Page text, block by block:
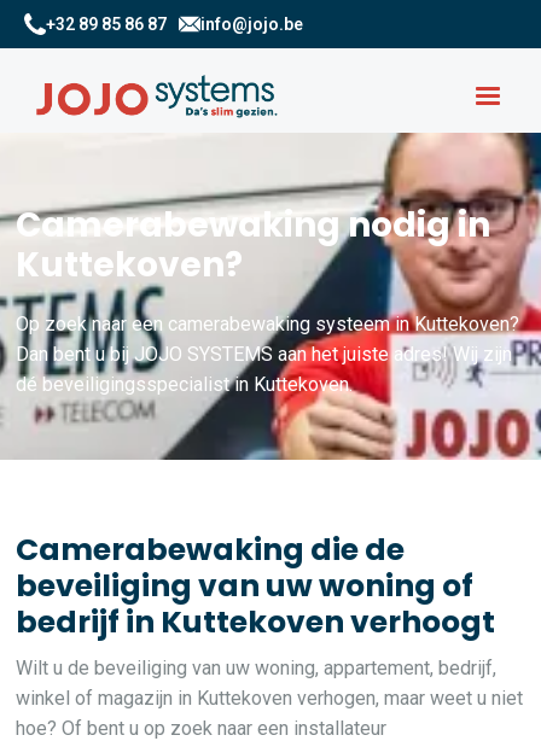
+32 89 85 86 87 info@jojo.be
Camerabewaking nodig in
Kuttekoven?
Op zoek naar een camerabewaking systeem in Kuttekoven?
Dan bent u bij JOJO SYSTEMS aan het juiste adres! Wij zijn
dé beveiligingsspecialist in Kuttekoven.
Camerabewaking die de
beveiliging van uw woning of
bedrijf in Kuttekoven verhoogt
Wilt u de beveiliging van uw woning, appartement, bedrijf,
winkel of magazijn in Kuttekoven verhogen, maar weet u niet
hoe? Of bent u op zoek naar een installateur